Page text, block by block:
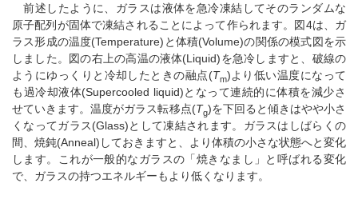
前述したように、ガラスは液体を急冷凍結してそのランダムな
原子配列が固体で凍結されることによって作られます。図4は、ガ
ラス形成の温度(Temperature)と体積(Volume)の関係の模式図を示
しました。図の右上の高温の液体(Liquid)を急冷しますと、破線の
ようにゆっくりと冷却したときの融点(Tm)より低い温度になって
も過冷却液体(Supercooled liquid)となって連続的に体積を減少さ
せていきます。温度がガラス転移点(Tg)を下回ると傾きはやや小さ
くなってガラス(Glass)として凍結されます。ガラスはしばらくの
間、焼鈍(Anneal)しておきますと、より体積の小さな状態へと変化
します。これが一般的なガラスの「焼きなまし」と呼ばれる変化
で、ガラスの持つエネルギーもより低くなります。